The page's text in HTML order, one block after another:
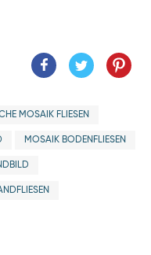
MOSAIK FLIESEN
MOSAIK BODENFLIESEN